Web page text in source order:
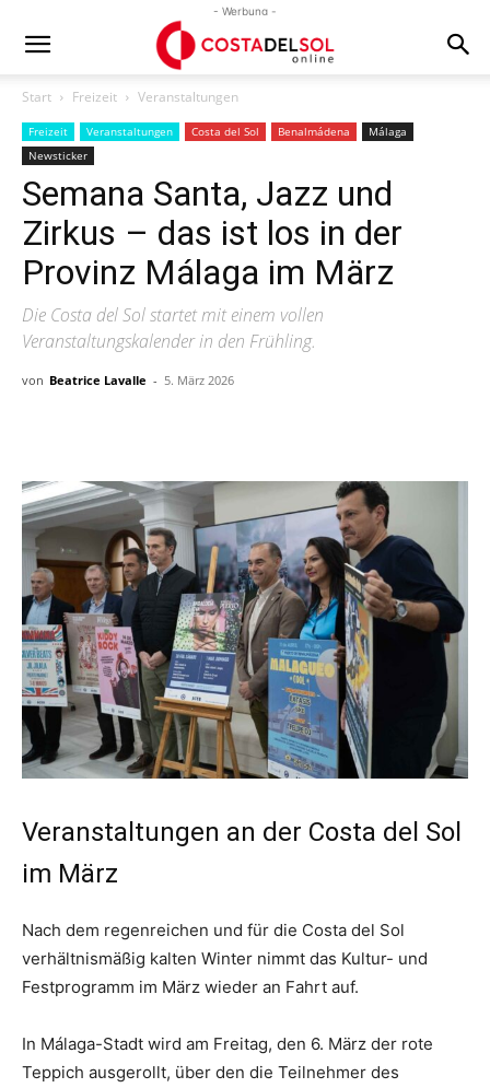
- Werbung -
Start Freizeit Veranstaltungen
Freizeit Veranstaltungen Costa del Sol Benalmádena
Málaga
Newsticker
Semana Santa, Jazz und
Zirkus – das ist los in der
Provinz Málaga im März
Die Costa del Sol startet mit einem vollen
Veranstaltungskalender in den Frühling.
von Beatrice Lavalle - 5. März 2026
Veranstaltungen an der Costa del Sol
im März
Nach dem regenreichen und für die Costa del Sol
verhältnismäßig kalten Winter nimmt das Kultur- und
Festprogramm im März wieder an Fahrt auf.
In Málaga-Stadt wird am Freitag, den 6. März der rote
Teppich ausgerollt, über den die Teilnehmer des